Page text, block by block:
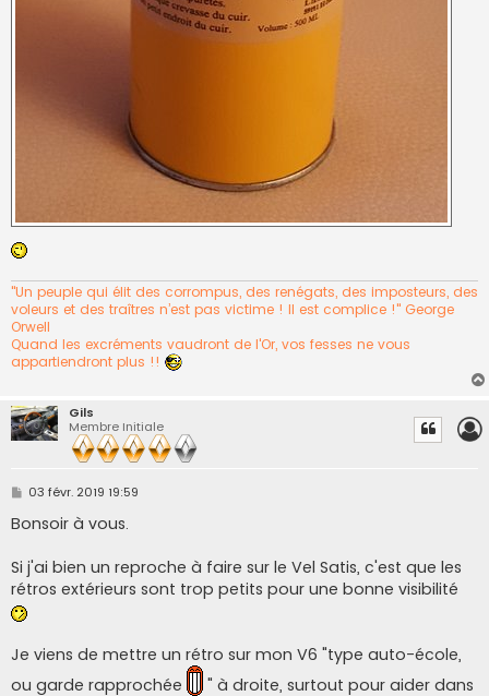
"Un peuple qui élit des corrompus, des renégats, des imposteurs, des
voleurs et des traîtres n’est pas victime ! Il est complice !" George
Orwell
Quand les excréments vaudront de l'Or, vos fesses ne vous
appartiendront plus !!
Gils
Membre Initiale
M
s
s
g
e
03 févr. 2019 19:59
Bonsoir à vous.
Si j'ai bien un reproche à faire sur le Vel Satis, c'est que les
rétros extérieurs sont trop petits pour une bonne visibilité
Je viens de mettre un rétro sur mon V6 "type auto-école,
ou garde rapprochée
" à droite, surtout pour aider dans